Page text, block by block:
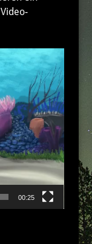
00:25